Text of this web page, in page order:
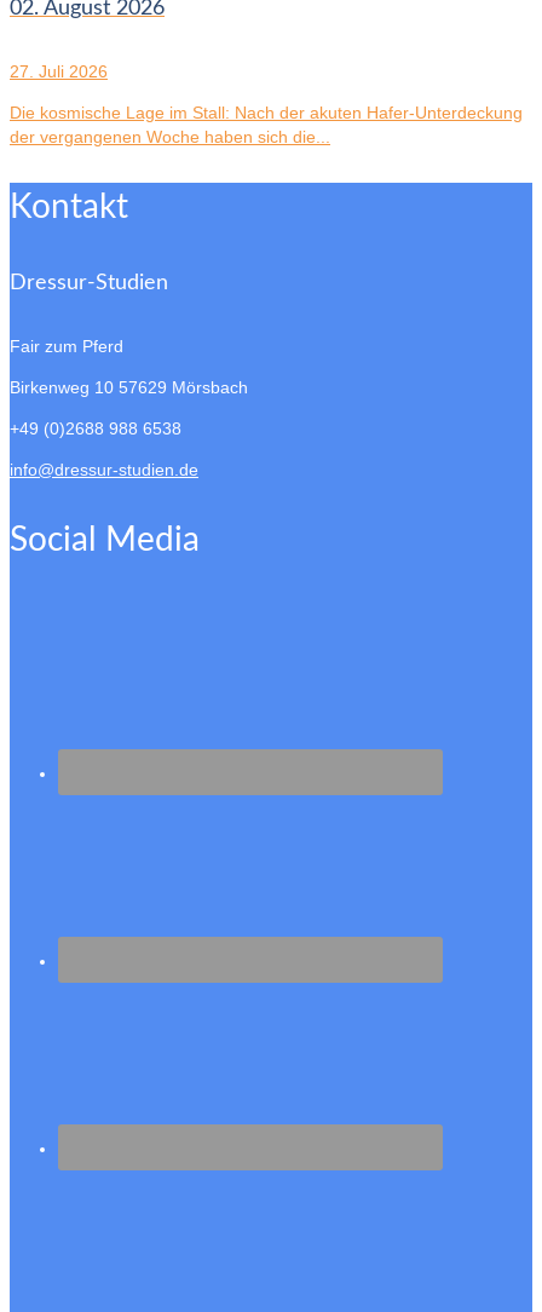
02. August 2026
27. Juli 2026
Die kosmische Lage im Stall: Nach der akuten Hafer-Unterdeckung
der vergangenen Woche haben sich die...
Kontakt
Dressur-Studien
Fair zum Pferd
Birkenweg 10 57629 Mörsbach
+49 (0)2688 988 6538
info@dressur-studien.de
Social Media